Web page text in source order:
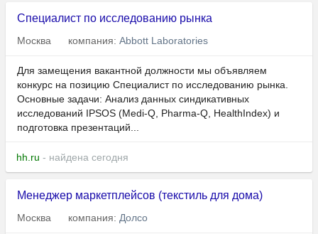
Специалист по исследованию рынка
Москва компания: Abbott Laboratories
Для замещения вакантной должности мы объявляем
конкурс на позицию Специалист по исследованию рынка.
Основные задачи: Анализ данных синдикативных
исследований IPSOS (Medi-Q, Pharma-Q, HealthIndex) и
подготовка презентаций...
hh.ru - найдена сегодня
Менеджер маркетплейсов (текстиль для дома)
Москва компания: Долсо